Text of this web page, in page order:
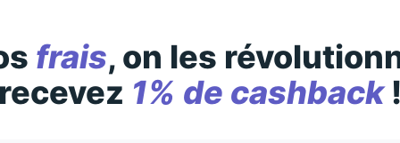
frais, on les
1% de cashback!